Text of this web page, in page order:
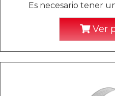
Es necesario tener
Ver